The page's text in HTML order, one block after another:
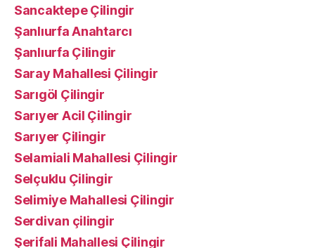
Sancaktepe Çilingir
Şanlıurfa Anahtarcı
Şanlıurfa Çilingir
Saray Mahallesi Çilingir
Sarıgöl Çilingir
Sarıyer Acil Çilingir
Sarıyer Çilingir
Selamiali Mahallesi Çilingir
Selçuklu Çilingir
Selimiye Mahallesi Çilingir
Serdivan çilingir
Şerifali Mahallesi Çilingir